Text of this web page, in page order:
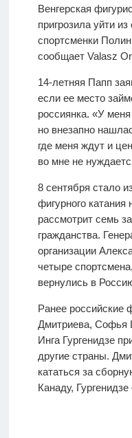
Венгерская
пригрозила уйти
спортсменки
сообщает Valasz
14-летняя Папп
если ее место
россиянка. «У
но внезапно
где меня ждут и
во мне не
8 сентября стало
фигурного катания
рассмотрит семь
гражданства.
организации
четыре
вернулись в
Ранее российские
Дмитриева, Софья
Инга Гургенидзе
другие страны.
кататься за
Канаду,